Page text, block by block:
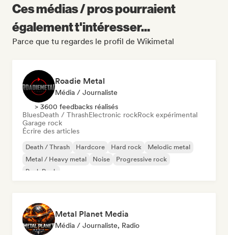
Ces médias / pros pourraient
également t'intéresser...
Parce que tu regardes le profil de Wikimetal
Roadie Metal
Média / Journaliste
> 3600 feedbacks réalisés
BluesDeath / ThrashElectronic rockRock expérimental
Garage rock
Écrire des articles
Death / Thrash Hardcore Hard rock
Melodic metal
Metal / Heavy metal
Noise
Progressive rock
Punk Rock
Metal Planet Media
Média / Journaliste, Radio